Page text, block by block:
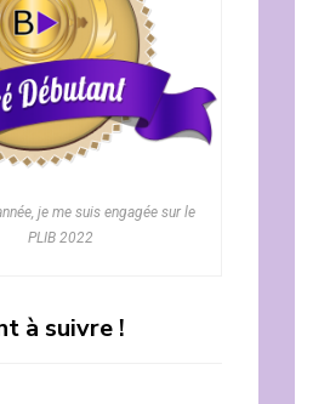
je me suis engagée sur le
PLIB 2022
à suivre !